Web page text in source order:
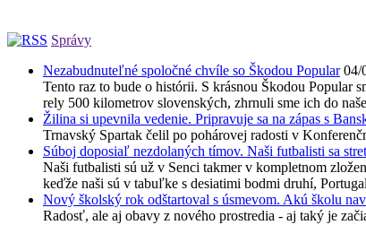
Správy
Nezabudnuteľné spoločné chvíle so Škodou Popular 04/
Tento raz to bude o histórii. S krásnou Škodou Popular
rely 500 kilometrov slovenských, zhrnuli sme ich do
Žilina si upevnila vedenie. Pripravuje sa na zápas s
Trnavský Spartak čelil po pohárovej radosti v
Súboj doposiaľ nezdolaných tímov. Naši futbalisti sa
Naši futbalisti sú už v Senci takmer v kompletnom
keďže naši sú v tabuľke s desiatimi bodmi druhí,
Nový školský rok odštartoval s úsmevom. Akú školu
Radosť, ale aj obavy z nového prostredia - aj taký je